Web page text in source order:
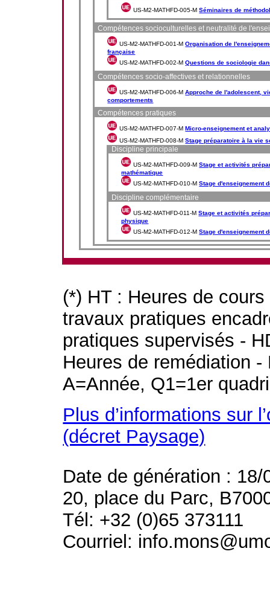
US-M2-MATHFD-005-MSéminaires de
Compétences socioculturelles et neutralité de
US-M2-MATHFD-001-MOrganisation de
française
US-M2-MATHFD-002-MQuestions de sociologie
Compétences socio-affectives et relationnelles
US-M2-MATHFD-006-MApproche de l'adolescent,
comportements
Compétences pratiques
US-M2-MATHFD-007-MMicro-enseignement et
US-M2-MATHFD-008-MStage préparatoire à la vie
Discipline principale
US-M2-MATHFD-009-MStage et activités
mathématique
US-M2-MATHFD-010-MStage d'enseignement
Discipline complémentaire
US-M2-MATHFD-011-MStage et activités
physique
US-M2-MATHFD-012-MStage d'enseignement
(*) HT : Heures de
travaux pratiques
pratiques supervisés -
Heures de remédiation
A=Année, Q1=1er
Plus d’informations sur
(décret Paysage)
Date de génération : 18/
20, place du Parc,
Tél: +32 (0)65 373111
Courriel: